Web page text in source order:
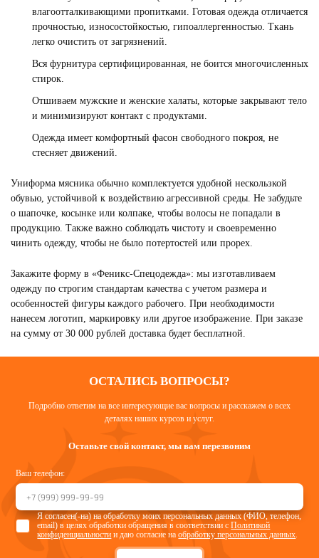
СПЕЦОДЕЖДА ДЛЯ ИТР
влагоотталкивающими пропитками. Готовая одежда отличается
прочностью, износостойкостью, гипоаллергенностью. Ткань
легко очистить от загрязнений.
Вся фурнитура сертифицированная, не боится многочисленных
стирок.
Отшиваем мужские и женские халаты, которые закрывают тело
и минимизируют контакт с продуктами.
Одежда имеет комфортный фасон свободного покроя, не
стесняет движений.
Униформа мясника обычно комплектуется удобной нескользкой
обувью, устойчивой к воздействию агрессивной среды. Не забудьте
о шапочке, косынке или колпаке, чтобы волосы не попадали в
продукцию. Также важно соблюдать чистоту и своевременно
чинить одежду, чтобы не было потертостей или прорех.
Закажите форму в «Феникс-Спецодежда»: мы изготавливаем
одежду по строгим стандартам качества с учетом размера и
особенностей фигуры каждого рабочего. При необходимости
нанесем логотип, маркировку или другое изображение. При заказе
на сумму от 30 000 рублей доставка будет бесплатной.
ОСТАЛИСЬ ВОПРОСЫ?
Подробно ответим на все интересующие вас вопросы и расскажем о всех
деталях наших курсов и услуг.
Оставьте свой контакт, мы вам перезвоним
Ваш телефон:
Я согласен(-на) на обработку моих персональных данных (ФИО, телефон,
email) в целях обработки обращения в соответствии сПолитикой
конфиденциальности и даю согласие наобработку персональных данных.